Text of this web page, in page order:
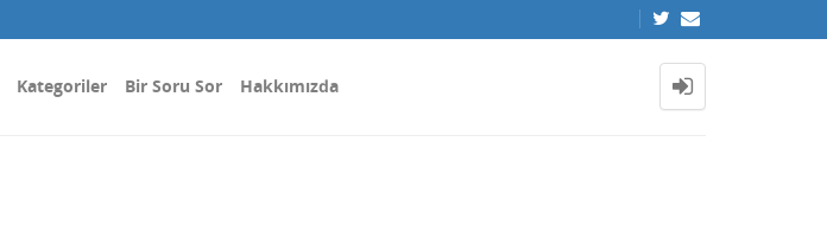
Kategoriler Bir Soru Sor Hakkımızda